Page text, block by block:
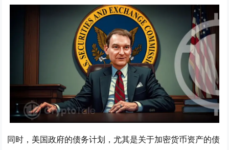
同时，美国政府的债务计划，尤其是关于加密货币资产的债